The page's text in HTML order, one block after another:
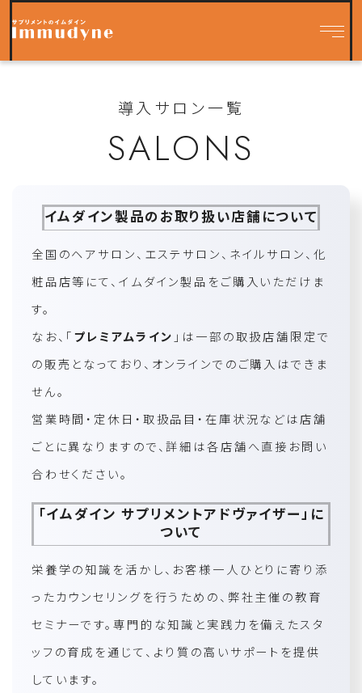
導入サロン一覧
SALONS
イムダイン製品のお取り扱い店舗について
全国のヘアサロン、エステサロン、ネイルサロン、化
粧品店等にて、イムダイン製品をご購入いただけま
す。
なお、「プレミアムライン 」は一部の取扱店舗限定で
の販売となっており、オンラインでのご購入はできま
せん。
営業時間・定休日・取扱品目・在庫状況などは店舗
ごとに異なりますので、詳細は各店舗へ直接お問い
合わせください。
「イムダイン サプリメントアドヴァイザー」に
ついて
栄養学の知識を活かし、お客様一人ひとりに寄り添
ったカウンセリングを行うための、弊社主催の教育
セミナーです。専門的な知識と実践力を備えたスタ
ッフの育成を通じて、より質の高いサポートを提供
しています。